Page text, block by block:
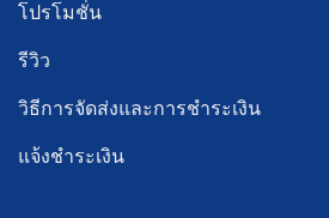
โปรโมชั่น
รีวิว
วิธีการจัดส่งและการชำระเงิน
แจ้งชำระเงิน